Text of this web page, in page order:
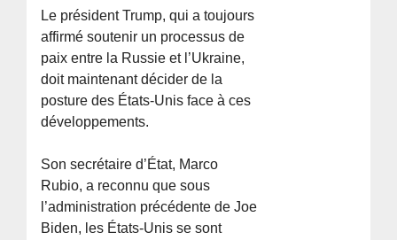
Le président Trump, qui a toujours
affirmé soutenir un processus de
paix entre la Russie et l’Ukraine,
doit maintenant décider de la
posture des États-Unis face à ces
développements.
Son secrétaire d’État, Marco
Rubio, a reconnu que sous
l’administration précédente de Joe
Biden, les États-Unis se sont